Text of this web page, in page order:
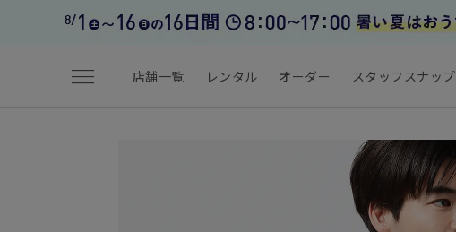
menu 店舗一覧 レンタル オーダー スタッフスナップ